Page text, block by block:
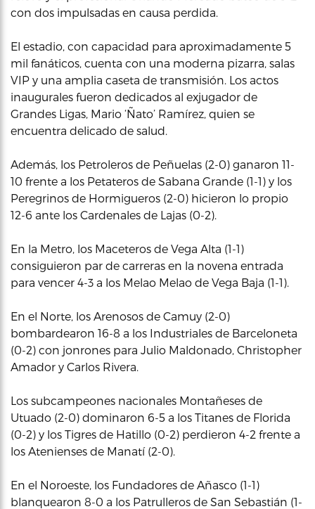
con dos impulsadas en causa perdida.
El estadio, con capacidad para aproximadamente 5
mil fanáticos, cuenta con una moderna pizarra, salas
VIP y una amplia caseta de transmisión. Los actos
inaugurales fueron dedicados al exjugador de
Grandes Ligas, Mario ‘Ñato’ Ramírez, quien se
encuentra delicado de salud.
Además, los Petroleros de Peñuelas (2-0) ganaron 11-
10 frente a los Petateros de Sabana Grande (1-1) y los
Peregrinos de Hormigueros (2-0) hicieron lo propio
12-6 ante los Cardenales de Lajas (0-2).
En la Metro, los Maceteros de Vega Alta (1-1)
consiguieron par de carreras en la novena entrada
para vencer 4-3 a los Melao Melao de Vega Baja (1-1).
En el Norte, los Arenosos de Camuy (2-0)
bombardearon 16-8 a los Industriales de Barceloneta
(0-2) con jonrones para Julio Maldonado, Christopher
Amador y Carlos Rivera.
Los subcampeones nacionales Montañeses de
Utuado (2-0) dominaron 6-5 a los Titanes de Florida
(0-2) y los Tigres de Hatillo (0-2) perdieron 4-2 frente a
los Atenienses de Manatí (2-0).
En el Noroeste, los Fundadores de Añasco (1-1)
blanquearon 8-0 a los Patrulleros de San Sebastián (1-